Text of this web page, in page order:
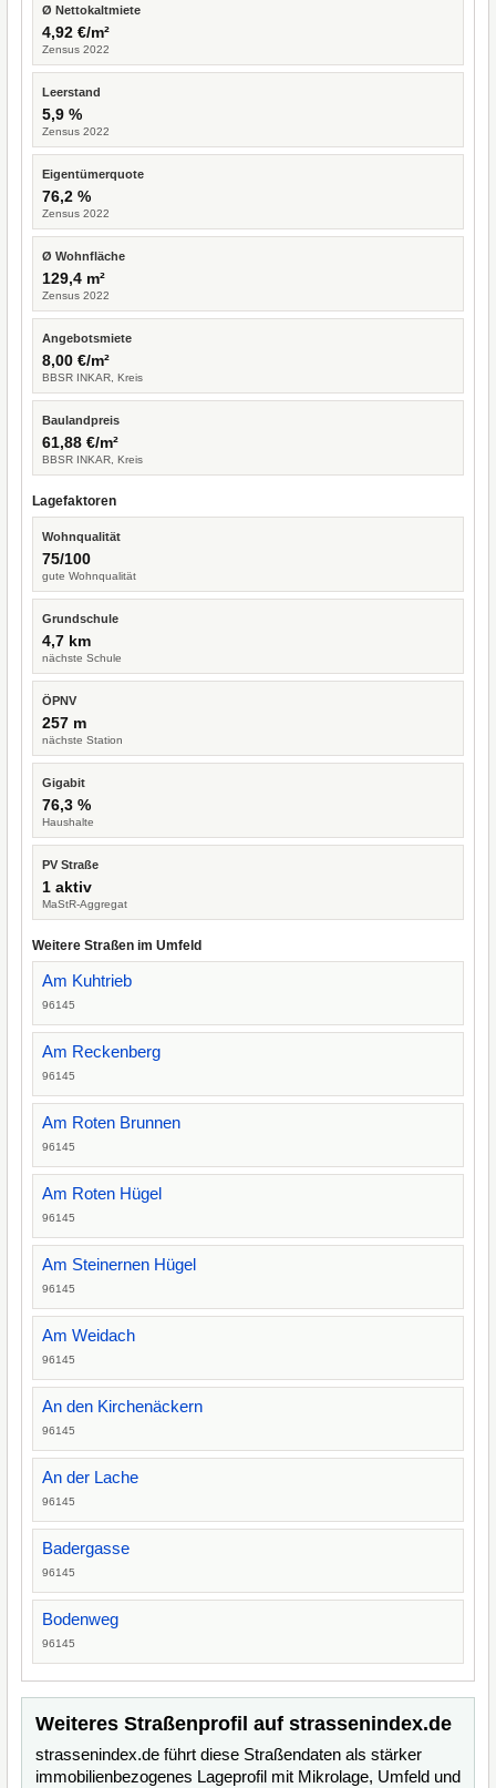
Ø Nettokaltmiete
4,92 €/m²
Zensus 2022
Leerstand
5,9 %
Zensus 2022
Eigentümerquote
76,2 %
Zensus 2022
Ø Wohnfläche
129,4 m²
Zensus 2022
Angebotsmiete
8,00 €/m²
BBSR INKAR, Kreis
Baulandpreis
61,88 €/m²
BBSR INKAR, Kreis
Lagefaktoren
Wohnqualität
75/100
gute Wohnqualität
Grundschule
4,7 km
nächste Schule
ÖPNV
257 m
nächste Station
Gigabit
76,3 %
Haushalte
PV Straße
1 aktiv
MaStR-Aggregat
Weitere Straßen im Umfeld
Am Kuhtrieb
96145
Am Reckenberg
96145
Am Roten Brunnen
96145
Am Roten Hügel
96145
Am Steinernen Hügel
96145
Am Weidach
96145
An den Kirchenäckern
96145
An der Lache
96145
Badergasse
96145
Bodenweg
96145
Weiteres Straßenprofil auf strassenindex.de
strassenindex.de führt diese Straßendaten als stärker
immobilienbezogenes Lageprofil mit Mikrolage, Umfeld und